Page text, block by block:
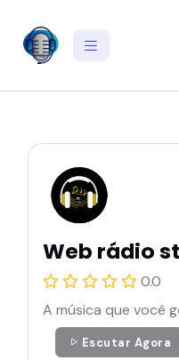
Web rádio
0.0
A música que você
Escutar Agora